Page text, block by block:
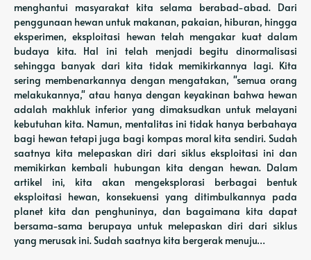
menghantui masyarakat kita selama berabad-abad. Dari
penggunaan hewan untuk makanan, pakaian, hiburan, hingga
eksperimen, eksploitasi hewan telah mengakar kuat dalam
budaya kita. Hal ini telah menjadi begitu dinormalisasi
sehingga banyak dari kita tidak memikirkannya lagi. Kita
sering membenarkannya dengan mengatakan, "semua orang
melakukannya," atau hanya dengan keyakinan bahwa hewan
adalah makhluk inferior yang dimaksudkan untuk melayani
kebutuhan kita. Namun, mentalitas ini tidak hanya berbahaya
bagi hewan tetapi juga bagi kompas moral kita sendiri. Sudah
saatnya kita melepaskan diri dari siklus eksploitasi ini dan
memikirkan kembali hubungan kita dengan hewan. Dalam
artikel ini, kita akan mengeksplorasi berbagai bentuk
eksploitasi hewan, konsekuensi yang ditimbulkannya pada
planet kita dan penghuninya, dan bagaimana kita dapat
bersama-sama berupaya untuk melepaskan diri dari siklus
yang merusak ini. Sudah saatnya kita bergerak menuju…